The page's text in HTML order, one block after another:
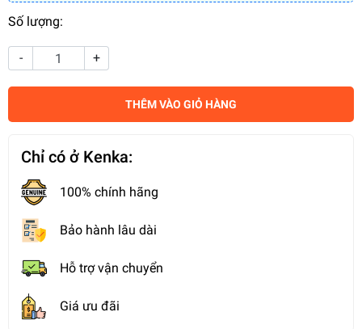
Số lượng:
- +
THÊM VÀO GIỎ HÀNG
Chỉ có ở Kenka:
100% chính hãng
Bảo hành lâu dài
Hỗ trợ vận chuyển
Giá ưu đãi